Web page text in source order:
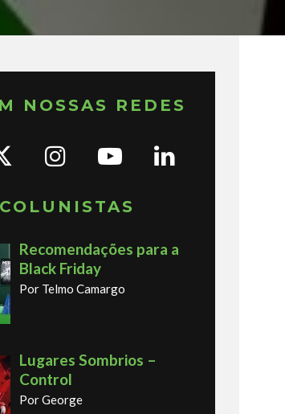
NOSSAS REDES
COLUNISTAS
Recomendações para a
Black Friday
Por Telmo Camargo
Lugares Sombrios –
Control
Por George